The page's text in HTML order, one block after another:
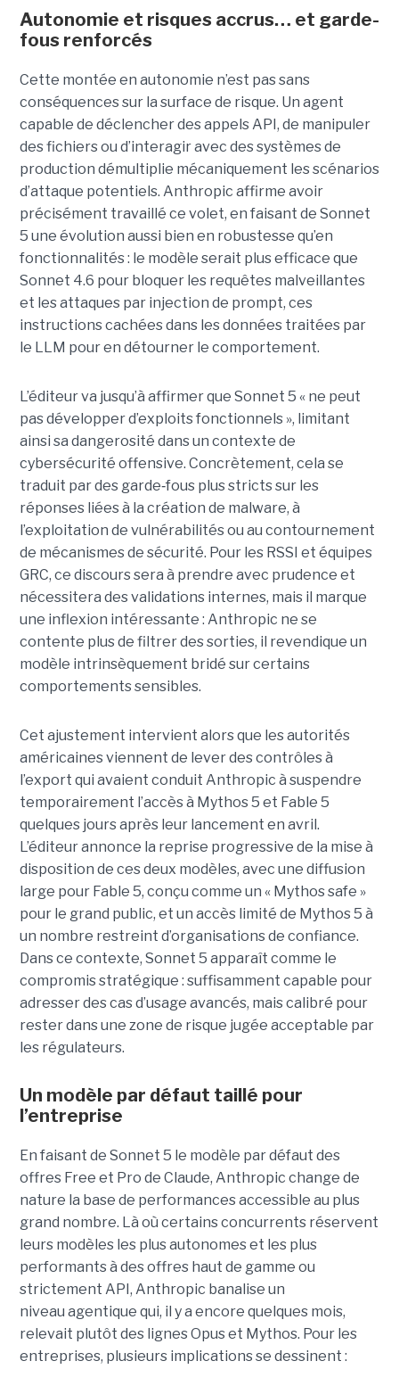
Autonomie et risques accrus… et garde-
fous renforcés
Cette montée en autonomie n’est pas sans
conséquences sur la surface de risque. Un agent
capable de déclencher des appels API, de manipuler
des fichiers ou d’interagir avec des systèmes de
production démultiplie mécaniquement les scénarios
d’attaque potentiels. Anthropic affirme avoir
précisément travaillé ce volet, en faisant de Sonnet
5 une évolution aussi bien en robustesse qu’en
fonctionnalités : le modèle serait plus efficace que
Sonnet 4.6 pour bloquer les requêtes malveillantes
et les attaques par injection de prompt, ces
instructions cachées dans les données traitées par
le LLM pour en détourner le comportement.
L’éditeur va jusqu’à affirmer que Sonnet 5 « ne peut
pas développer d’exploits fonctionnels », limitant
ainsi sa dangerosité dans un contexte de
cybersécurité offensive. Concrètement, cela se
traduit par des garde‑fous plus stricts sur les
réponses liées à la création de malware, à
l’exploitation de vulnérabilités ou au contournement
de mécanismes de sécurité. Pour les RSSI et équipes
GRC, ce discours sera à prendre avec prudence et
nécessitera des validations internes, mais il marque
une inflexion intéressante : Anthropic ne se
contente plus de filtrer des sorties, il revendique un
modèle intrinsèquement bridé sur certains
comportements sensibles.
Cet ajustement intervient alors que les autorités
américaines viennent de lever des contrôles à
l’export qui avaient conduit Anthropic à suspendre
temporairement l’accès à Mythos 5 et Fable 5
quelques jours après leur lancement en avril.
L’éditeur annonce la reprise progressive de la mise à
disposition de ces deux modèles, avec une diffusion
large pour Fable 5, conçu comme un « Mythos safe »
pour le grand public, et un accès limité de Mythos 5 à
un nombre restreint d’organisations de confiance.
Dans ce contexte, Sonnet 5 apparaît comme le
compromis stratégique : suffisamment capable pour
adresser des cas d’usage avancés, mais calibré pour
rester dans une zone de risque jugée acceptable par
les régulateurs.
Un modèle par défaut taillé pour
l’entreprise
En faisant de Sonnet 5 le modèle par défaut des
offres Free et Pro de Claude, Anthropic change de
nature la base de performances accessible au plus
grand nombre. Là où certains concurrents réservent
leurs modèles les plus autonomes et les plus
performants à des offres haut de gamme ou
strictement API, Anthropic banalise un
niveau agentique qui, il y a encore quelques mois,
relevait plutôt des lignes Opus et Mythos. Pour les
entreprises, plusieurs implications se dessinent :